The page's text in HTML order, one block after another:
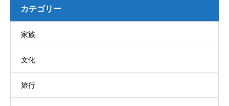
カテゴリー
家族
文化
旅行